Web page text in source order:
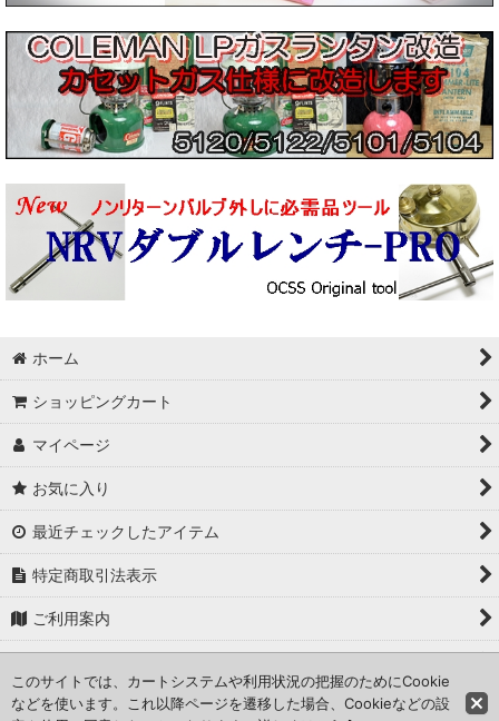
ホーム
ショッピングカート
マイページ
お気に入り
最近チェックしたアイテム
特定商取引法表示
ご利用案内
このサイトでは、カートシステムや利用状況の把握のためにCookie
などを使います。これ以降ページを遷移した場合、Cookieなどの設